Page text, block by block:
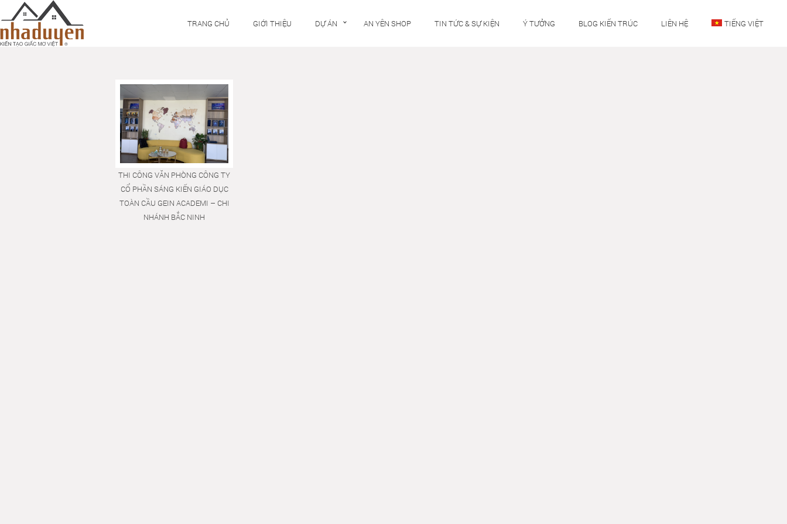
TRANG CHỦ GIỚI THIỆU DỰ ÁN AN YÊN SHOP TIN TỨC & SỰ KIỆN Ý TƯỞNG BLOG KIẾN TRÚC LIÊN HỆ TIẾNG VIỆT
THI CÔNG VĂN PHÒNG CÔNG TY
CỔ PHẦN SÁNG KIẾN GIÁO DỤC
TOÀN CẦU GEIN ACADEMI – CHI
NHÁNH BẮC NINH